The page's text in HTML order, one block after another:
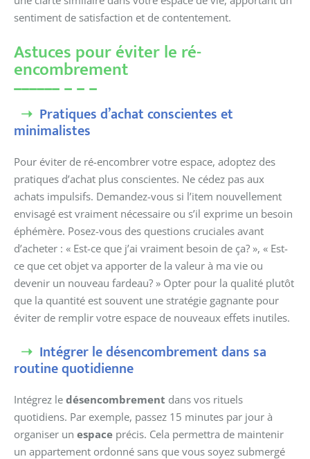
sentiment de satisfaction et de contentement.
Astuces pour éviter le ré-
encombrement
Pratiques d’achat conscientes et
minimalistes
Pour éviter de ré-encombrer votre espace, adoptez des
pratiques d’achat plus conscientes. Ne cédez pas aux
achats impulsifs. Demandez-vous si l’item nouvellement
envisagé est vraiment nécessaire ou s’il exprime un besoin
éphémère. Posez-vous des questions cruciales avant
d’acheter : « Est-ce que j’ai vraiment besoin de ça? », « Est-
ce que cet objet va apporter de la valeur à ma vie ou
devenir un nouveau fardeau? » Opter pour la qualité plutôt
que la quantité est souvent une stratégie gagnante pour
éviter de remplir votre espace de nouveaux effets inutiles.
Intégrer le désencombrement dans sa
routine quotidienne
Intégrez le désencombrement dans vos rituels
quotidiens. Par exemple, passez 15 minutes par jour à
organiser un espace précis. Cela permettra de maintenir
un appartement ordonné sans que vous soyez submergé